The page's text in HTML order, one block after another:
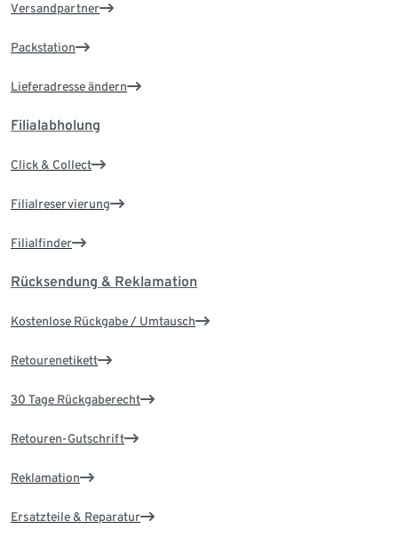
Versandpartner
Packstation
Lieferadresse ändern
Filialabholung
Click & Collect
Filialreservierung
Filialfinder
Rücksendung & Reklamation
Kostenlose Rückgabe / Umtausch
Retourenetikett
30 Tage Rückgaberecht
Retouren-Gutschrift
Reklamation
Ersatzteile & Reparatur